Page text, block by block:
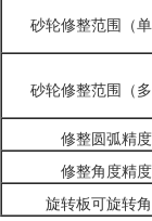
砂轮修整范围（单
砂轮修整范围（多
修整圆弧精度
修整角度精度
旋转板可旋转